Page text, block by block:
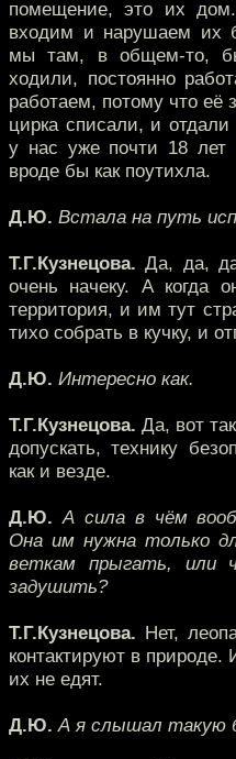
помещение, это их
входим и нарушаем их
мы там, в общем-то,
ходили, постоянно
работаем, потому что её
цирка списали, и
у нас уже почти 18 лет
вроде бы как поутихла.
Д.Ю. Встала на путь
Т.Г.Кузнецова. Да, да,
очень начеку. А когда
территория, и им тут
тихо собрать в кучку, и
Д.Ю. Интересно как.
Т.Г.Кузнецова. Да, вот
допускать, технику
как и везде.
Д.Ю. А сила в чём
Она им нужна только
веткам прыгать, или
задушить?
Т.Г.Кузнецова. Нет,
контактируют в
их не едят.
Д.Ю. А я слышал такую